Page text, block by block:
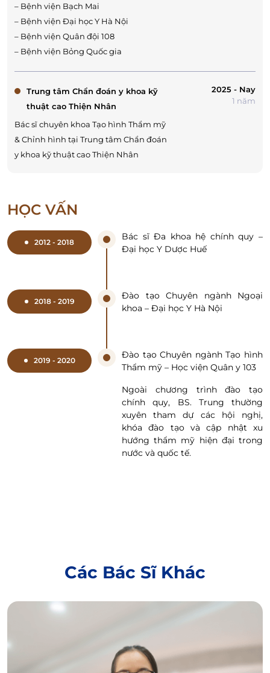
– Bệnh viện Bạch Mai
– Bệnh viện Đại học Y Hà Nội
– Bệnh viện Quân đội 108
– Bệnh viện Bỏng Quốc gia
Trung tâm Chẩn đoán y khoa kỹ
thuật cao Thiện Nhân
Bác sĩ chuyên khoa Tạo hình Thẩm mỹ
& Chỉnh hình tại Trung tâm Chẩn đoán
y khoa kỹ thuật cao Thiện Nhân
2025 - Nay
1 năm
HỌC VẤN
2012 - 2018
Bác sĩ Đa khoa hệ chính quy –
Đại học Y Dược Huế
2018 - 2019
Đào tạo Chuyên ngành Ngoại
khoa – Đại học Y Hà Nội
2019 - 2020
Đào tạo Chuyên ngành Tạo hình
Thẩm mỹ – Học viện Quân y 103
Ngoài chương trình đào tạo
chính quy, BS. Trung thường
xuyên tham dự các hội nghị,
khóa đào tạo và cập nhật xu
hướng thẩm mỹ hiện đại trong
nước và quốc tế.
Các Bác Sĩ Khác